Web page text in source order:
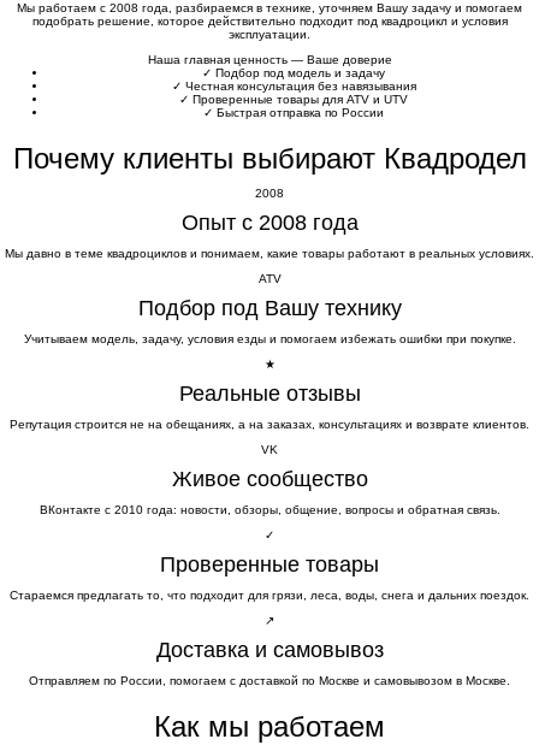
Мы работаем с 2008 года, разбираемся в технике, уточняем Вашу задачу и помогаем
подобрать решение, которое действительно подходит под квадроцикл и условия
эксплуатации.
Наша главная ценность — Ваше доверие
✓ Подбор под модель и задачу
✓ Честная консультация без навязывания
✓ Проверенные товары для ATV и UTV
✓ Быстрая отправка по России
Почему клиенты выбирают Квадродел
2008
Опыт с 2008 года
Мы давно в теме квадроциклов и понимаем, какие товары работают в реальных условиях.
ATV
Подбор под Вашу технику
Учитываем модель, задачу, условия езды и помогаем избежать ошибки при покупке.
★
Реальные отзывы
Репутация строится не на обещаниях, а на заказах, консультациях и возврате клиентов.
VK
Живое сообщество
ВКонтакте с 2010 года: новости, обзоры, общение, вопросы и обратная связь.
✓
Проверенные товары
Стараемся предлагать то, что подходит для грязи, леса, воды, снега и дальних поездок.
↗
Доставка и самовывоз
Отправляем по России, помогаем с доставкой по Москве и самовывозом в Москве.
Как мы работаем